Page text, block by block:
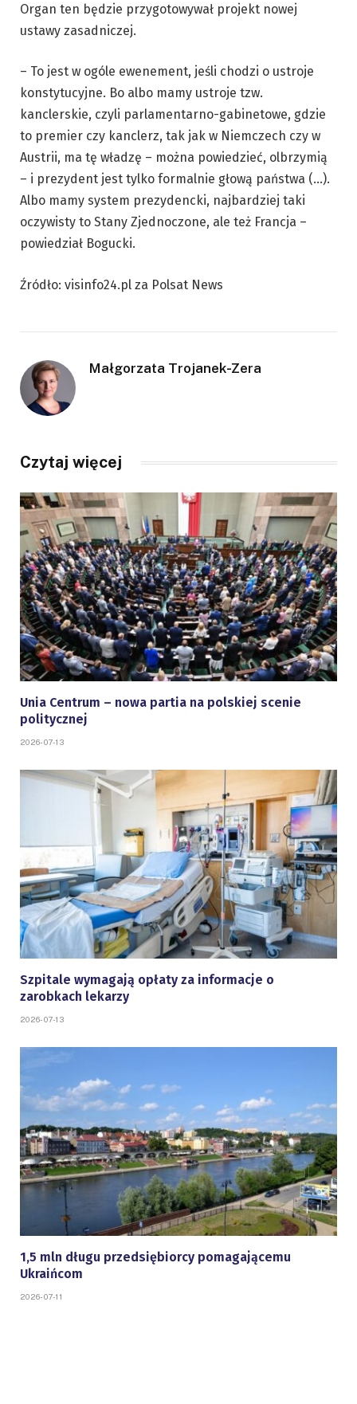
Organ ten będzie przygotowywał projekt nowej
ustawy zasadniczej.
– To jest w ogóle ewenement, jeśli chodzi o ustroje
konstytucyjne. Bo albo mamy ustroje tzw.
kanclerskie, czyli parlamentarno-gabinetowe, gdzie
to premier czy kanclerz, tak jak w Niemczech czy w
Austrii, ma tę władzę – można powiedzieć, olbrzymią
– i prezydent jest tylko formalnie głową państwa (…).
Albo mamy system prezydencki, najbardziej taki
oczywisty to Stany Zjednoczone, ale też Francja –
powiedział Bogucki.
Źródło: visinfo24.pl za Polsat News
Małgorzata Trojanek-Zera
Czytaj więcej
Unia Centrum – nowa partia na polskiej scenie
politycznej
2026-07-13
Szpitale wymagają opłaty za informacje o
zarobkach lekarzy
2026-07-13
1,5 mln długu przedsiębiorcy pomagającemu
Ukraińcom
2026-07-11